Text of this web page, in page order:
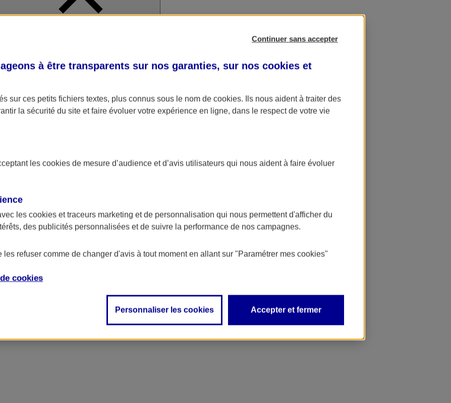
Continuer sans accepter
à être transparents sur nos garanties, sur nos cookies et
sur ces petits fichiers textes, plus connus sous le nom de cookies. Ils nous aident à traiter des
la sécurité du site et faire évoluer votre expérience en ligne, dans le respect de votre vie
les cookies de mesure d’audience et d’avis utilisateurs qui nous aident à faire évoluer
les cookies et traceurs marketing et de personnalisation qui nous permettent d'afficher du
des publicités personnalisées et de suivre la performance de nos campagnes.
les refuser comme de changer d'avis à tout moment en allant sur "Paramétrer mes cookies"
cookies
Personnaliser les cookies Accepter et fermer